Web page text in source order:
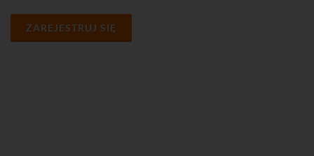
ZAREJESTRUJ SIĘ